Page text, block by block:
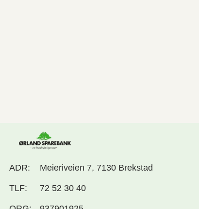
ADR: Meieriveien 7, 7130 Brekstad
TLF: 72 52 30 40